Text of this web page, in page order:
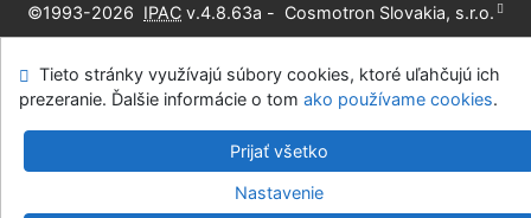
©1993-2026 IPAC v.4.8.63a - Cosmotron Slovakia, s.r.o.
Tieto stránky využívajú súbory cookies, ktoré uľahčujú ich
prezeranie. Ďalšie informácie o tom ako používame cookies.
Prijať všetko
Nastavenie